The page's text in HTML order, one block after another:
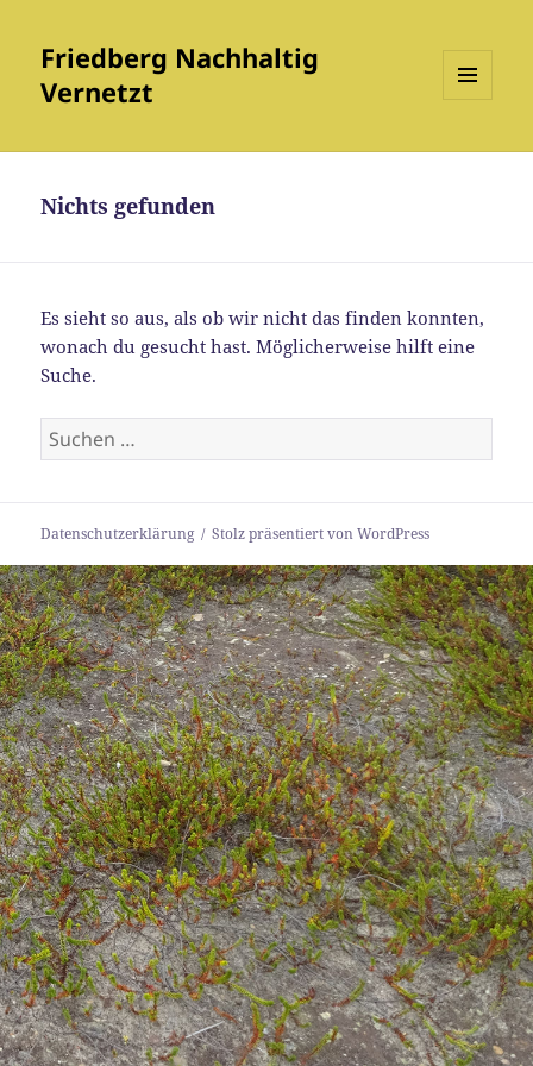
Friedberg Nachhaltig
Vernetzt
WIDGETS
Nichts gefunden
Es sieht so aus, als ob wir nicht das finden konnten,
wonach du gesucht hast. Möglicherweise hilft eine
Suche.
Suchen
nach:
Datenschutzerklärung Stolz präsentiert von WordPress